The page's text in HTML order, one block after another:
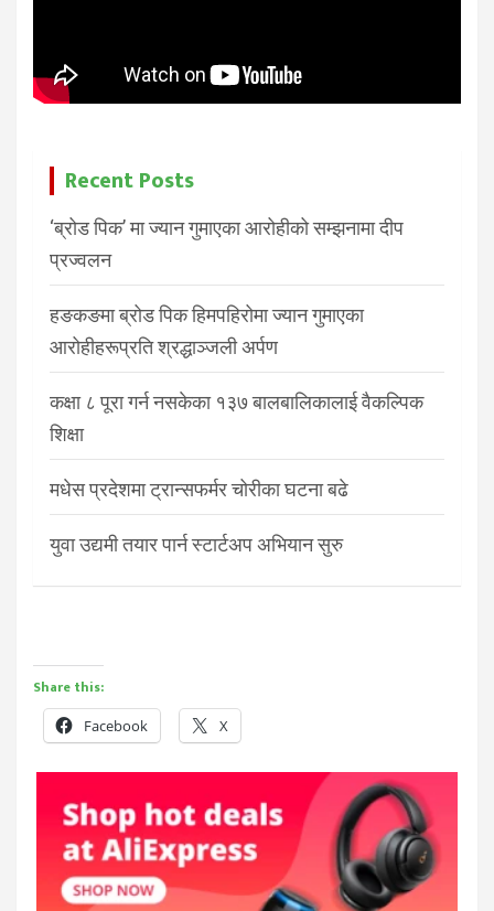
Recent Posts
‘ब्रोड पिक’ मा ज्यान गुमाएका आरोहीको सम्झनामा दीप
प्रज्वलन
हङकङमा ब्रोड पिक हिमपहिरोमा ज्यान गुमाएका
आरोहीहरूप्रति श्रद्धाञ्जली अर्पण
कक्षा ८ पूरा गर्न नसकेका १३७ बालबालिकालाई वैकल्पिक
शिक्षा
मधेस प्रदेशमा ट्रान्सफर्मर चोरीका घटना बढे
युवा उद्यमी तयार पार्न स्टार्टअप अभियान सुरु
Share this:
Facebook X